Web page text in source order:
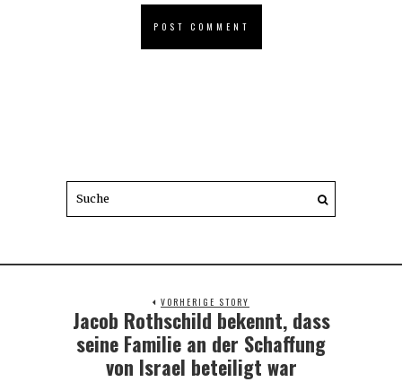
VORHERIGE STORY
Previous
post:
Jacob Rothschild bekennt, dass
seine Familie an der Schaffung
von Israel beteiligt war